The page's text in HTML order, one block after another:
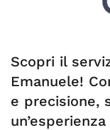
Scopri il
Emanuele!
e precisione,